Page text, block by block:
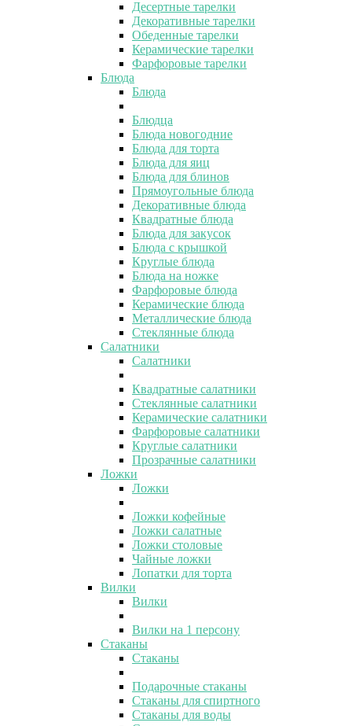
Десертные тарелки
Декоративные тарелки
Обеденные тарелки
Керамические тарелки
Фарфоровые тарелки
Блюда
Блюда
Блюдца
Блюда новогодние
Блюда для торта
Блюда для яиц
Блюда для блинов
Прямоугольные блюда
Декоративные блюда
Квадратные блюда
Блюда для закусок
Блюда с крышкой
Круглые блюда
Блюда на ножке
Фарфоровые блюда
Керамические блюда
Металлические блюда
Стеклянные блюда
Салатники
Салатники
Квадратные салатники
Стеклянные салатники
Керамические салатники
Фарфоровые салатники
Круглые салатники
Прозрачные салатники
Ложки
Ложки
Ложки кофейные
Ложки салатные
Ложки столовые
Чайные ложки
Лопатки для торта
Вилки
Вилки
Вилки на 1 персону
Стаканы
Стаканы
Подарочные стаканы
Стаканы для спиртного
Стаканы для воды